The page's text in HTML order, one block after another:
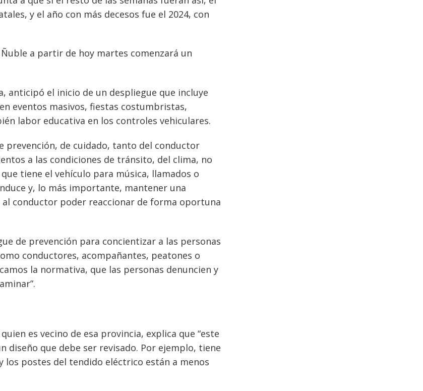
y el año con más decesos fue el 2024, con
a partir de hoy martes comenzará un
anticipó el inicio de un despliegue que incluye
eventos masivos, fiestas costumbristas,
labor educativa en los controles vehiculares.
prevención, de cuidado, tanto del conductor
a las condiciones de tránsito, del clima, no
tiene el vehículo para música, llamados o
y, lo más importante, mantener una
conductor poder reaccionar de forma oportuna
de prevención para concientizar a las personas
conductores, acompañantes, peatones o
la normativa, que las personas denuncien y
es vecino de esa provincia, explica que “este
diseño que debe ser revisado. Por ejemplo, tiene
los postes del tendido eléctrico están a menos